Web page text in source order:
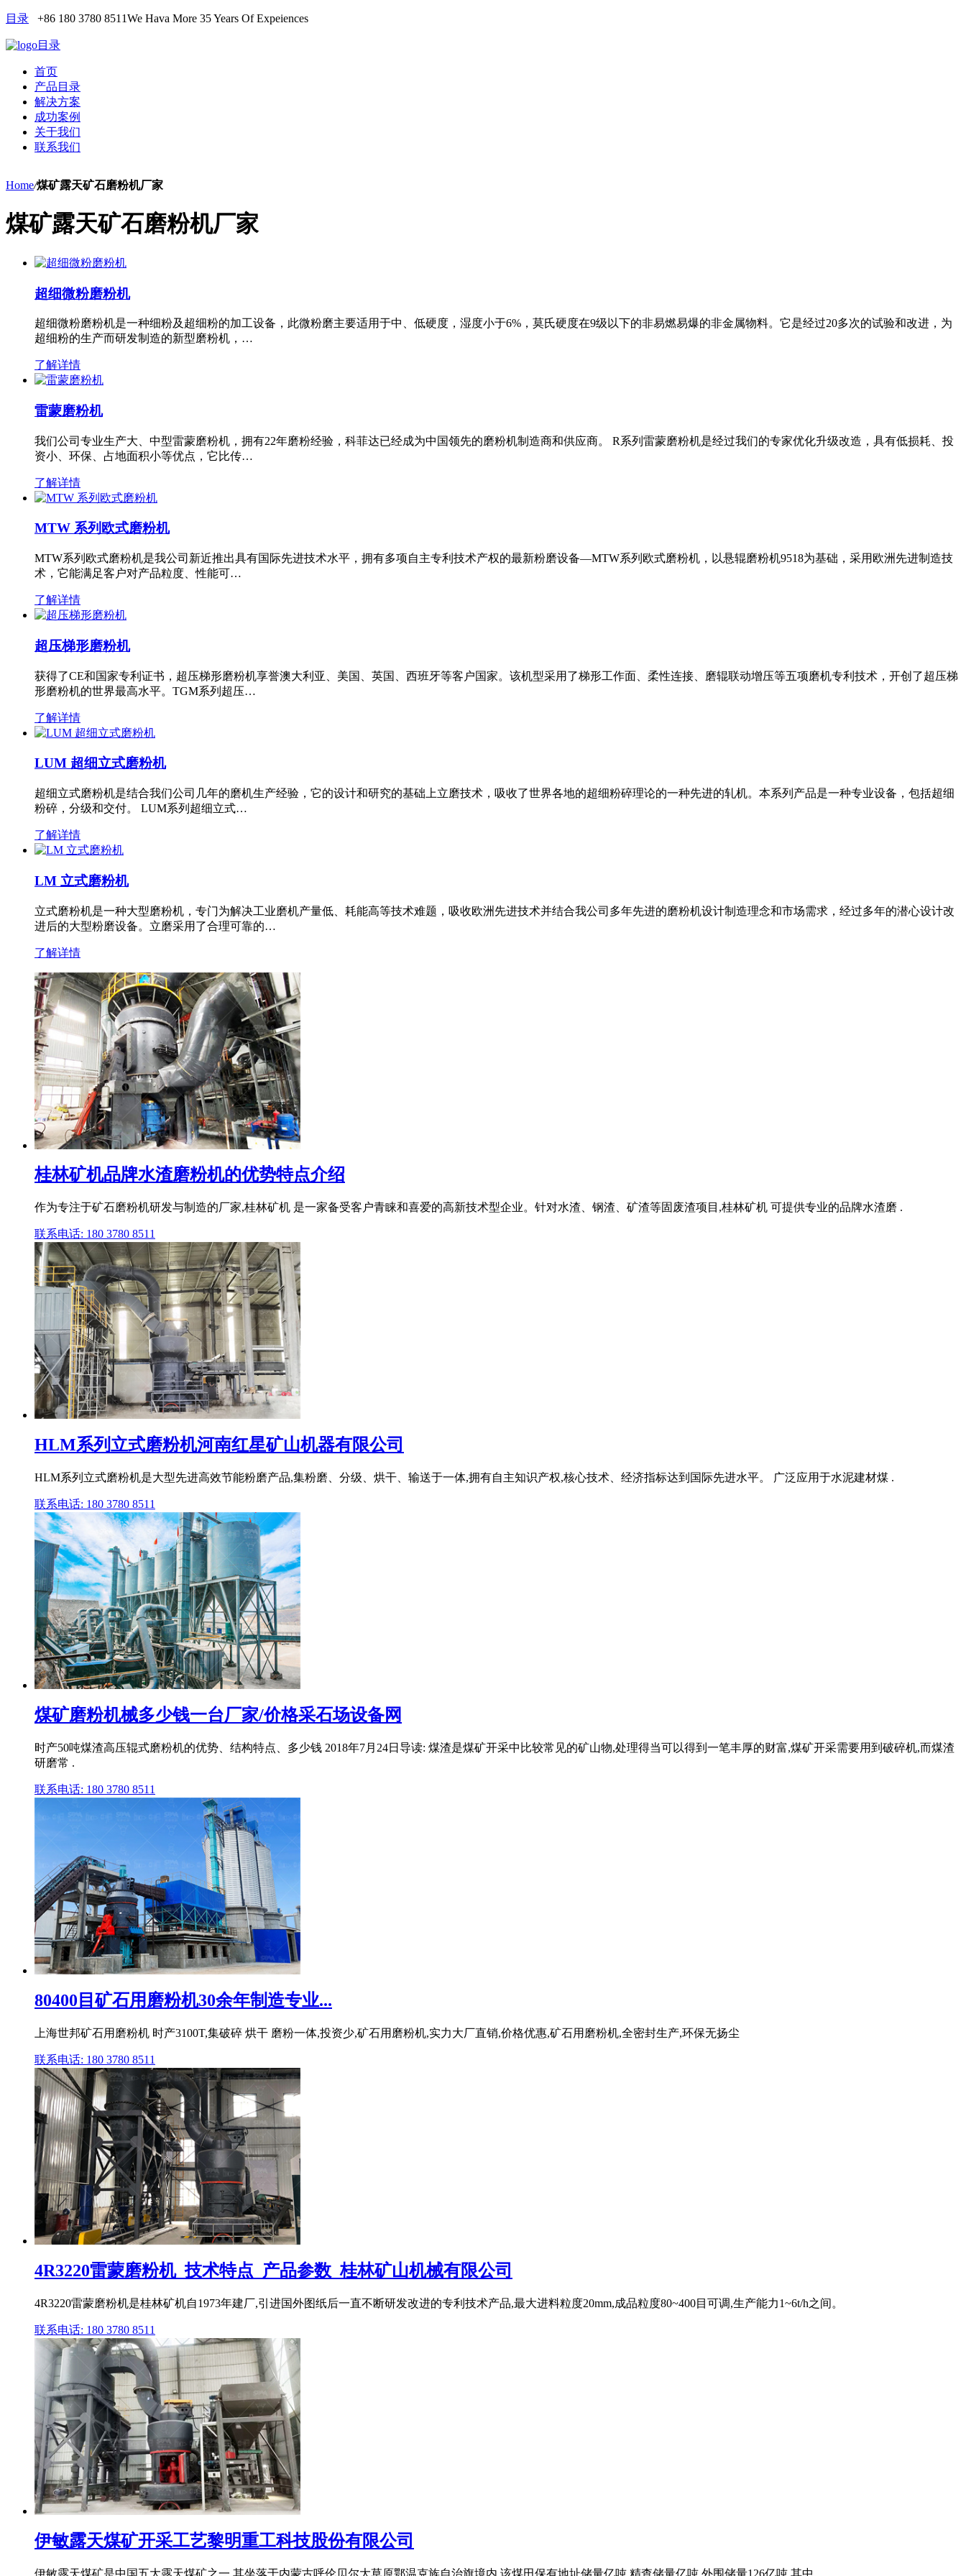
目录 +86 180 3780 8511We Hava More 35 Years Of Expeiences
目录
首页
产品目录
解决方案
成功案例
关于我们
联系我们
Home/煤矿露天矿石磨粉机厂家
煤矿露天矿石磨粉机厂家
超细微粉磨粉机
超细微粉磨粉机是一种细粉及超细粉的加工设备，此微粉磨主要适用于中、低硬度，湿度小于6%，莫氏硬度在9级以下的非易燃易爆的非金属物料。它是经过20多次的试验和改进，为
超细粉的生产而研发制造的新型磨粉机，…
了解详情
雷蒙磨粉机
我们公司专业生产大、中型雷蒙磨粉机，拥有22年磨粉经验，科菲达已经成为中国领先的磨粉机制造商和供应商。 R系列雷蒙磨粉机是经过我们的专家优化升级改造，具有低损耗、投
资小、环保、占地面积小等优点，它比传…
了解详情
MTW 系列欧式磨粉机
MTW系列欧式磨粉机是我公司新近推出具有国际先进技术水平，拥有多项自主专利技术产权的最新粉磨设备—MTW系列欧式磨粉机，以悬辊磨粉机9518为基础，采用欧洲先进制造技
术，它能满足客户对产品粒度、性能可…
了解详情
超压梯形磨粉机
获得了CE和国家专利证书，超压梯形磨粉机享誉澳大利亚、美国、英国、西班牙等客户国家。该机型采用了梯形工作面、柔性连接、磨辊联动增压等五项磨机专利技术，开创了超压梯
形磨粉机的世界最高水平。TGM系列超压…
了解详情
LUM 超细立式磨粉机
超细立式磨粉机是结合我们公司几年的磨机生产经验，它的设计和研究的基础上立磨技术，吸收了世界各地的超细粉碎理论的一种先进的轧机。本系列产品是一种专业设备，包括超细
粉碎，分级和交付。 LUM系列超细立式…
了解详情
LM 立式磨粉机
立式磨粉机是一种大型磨粉机，专门为解决工业磨机产量低、耗能高等技术难题，吸收欧洲先进技术并结合我公司多年先进的磨粉机设计制造理念和市场需求，经过多年的潜心设计改
进后的大型粉磨设备。立磨采用了合理可靠的…
了解详情
桂林矿机品牌水渣磨粉机的优势特点介绍
作为专注于矿石磨粉机研发与制造的厂家,桂林矿机 是一家备受客户青睐和喜爱的高新技术型企业。针对水渣、钢渣、矿渣等固废渣项目,桂林矿机 可提供专业的品牌水渣磨 .
联系电话: 180 3780 8511
HLM系列立式磨粉机河南红星矿山机器有限公司
HLM系列立式磨粉机是大型先进高效节能粉磨产品,集粉磨、分级、烘干、输送于一体,拥有自主知识产权,核心技术、经济指标达到国际先进水平。 广泛应用于水泥建材煤 .
联系电话: 180 3780 8511
煤矿磨粉机械多少钱一台厂家/价格采石场设备网
时产50吨煤渣高压辊式磨粉机的优势、结构特点、多少钱 2018年7月24日导读: 煤渣是煤矿开采中比较常见的矿山物,处理得当可以得到一笔丰厚的财富,煤矿开采需要用到破碎机,而煤渣
研磨常 .
联系电话: 180 3780 8511
80400目矿石用磨粉机30余年制造专业...
上海世邦矿石用磨粉机 时产3100T,集破碎 烘干 磨粉一体,投资少,矿石用磨粉机,实力大厂直销,价格优惠,矿石用磨粉机,全密封生产,环保无扬尘
联系电话: 180 3780 8511
4R3220雷蒙磨粉机_技术特点_产品参数_桂林矿山机械有限公司
4R3220雷蒙磨粉机是桂林矿机自1973年建厂,引进国外图纸后一直不断研发改进的专利技术产品,最大进料粒度20mm,成品粒度80~400目可调,生产能力1~6t/h之间。
联系电话: 180 3780 8511
伊敏露天煤矿开采工艺黎明重工科技股份有限公司
伊敏露天煤矿是中国五大露天煤矿之一,其坐落于内蒙古呼伦贝尔大草原鄂温克族自治旗境内,该煤田保有地址储量亿吨,精查储量亿吨,外围储量126亿吨,其中 .